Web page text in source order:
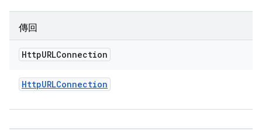
傳回
HttpURLConnection
HttpURLConnection